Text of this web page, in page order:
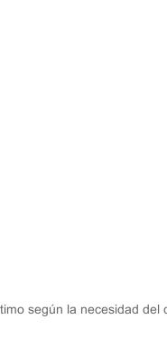
según la necesidad del